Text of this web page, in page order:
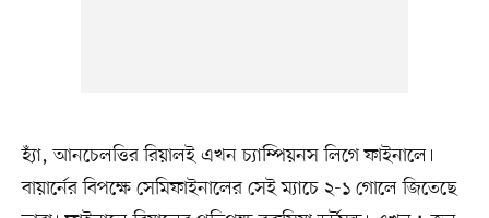
হ্যাঁ, আনচেলত্তির রিয়ালই এখন চ্যাম্পিয়নস লিগে ফাইনালে।
বায়ার্নের বিপক্ষে সেমিফাইনালের সেই ম্যাচে ২-১ গোলে জিতেছে